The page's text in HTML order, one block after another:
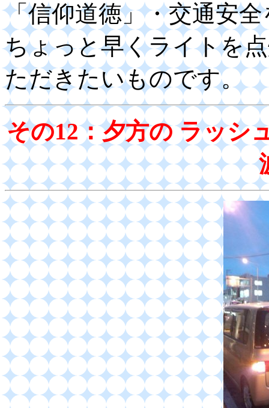
「信仰道徳」・交通安
ちょっと早くライトを
ただきたいものです。
その12：夕方の ラッシ